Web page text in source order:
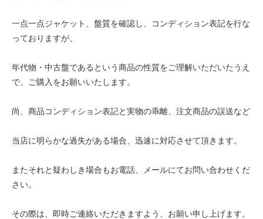
一点一点ジャケット、盤質を確認し、コンディション表記を行な
っておりますが、
年代物・中古盤であるという商品の性質をご理解いただいたうえ
で、ご購入をお願いいたします。
尚、商品コンディション表記と実物の乖離、注文商品の誤送など
当店に明らかな過失がある場合、迅速に対応させて頂きます。
またそれと疑わしき場合もお電話、メールにてお問い合わせくだ
さい。
その際は、即時ご連絡いただきますよう、お願い申し上げます。